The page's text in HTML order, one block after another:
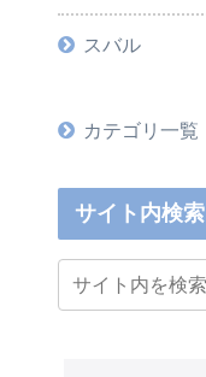
スバル
カテゴリ一覧
サイト内検索